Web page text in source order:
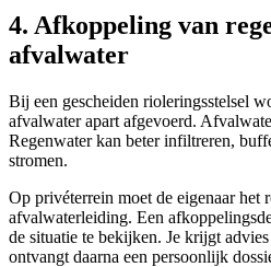
4. Afkoppeling van
afvalwater
Bij een gescheiden rioleringsstelsel
afvalwater apart afgevoerd.
Regenwater kan beter infiltreren,
stromen.
Op privéterrein moet de eigenaar het
afvalwaterleiding. Een
de situatie te bekijken. Je krijgt
ontvangt daarna een persoonlijk